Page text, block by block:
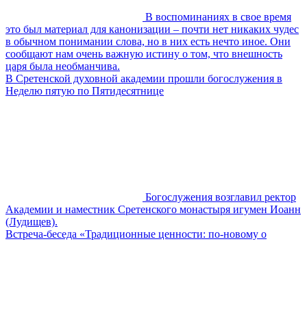
В воспоминаниях в свое время
это был материал для канонизации – почти нет никаких чудес
в обычном понимании слова, но в них есть нечто иное. Они
сообщают нам очень важную истину о том, что внешность
царя была необманчива.
В Сретенской духовной академии прошли богослужения в
Неделю пятую по Пятидесятнице
Богослужения возглавил ректор
Академии и наместник Сретенского монастыря игумен Иоанн
(Лудищев).
Встреча-беседа «Традиционные ценности: по-новому о